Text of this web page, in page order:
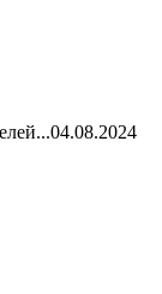
04.08.2024